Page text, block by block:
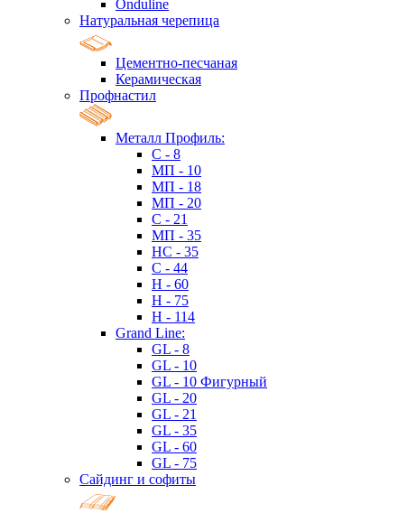
Onduline
Натуральная черепица
Цементно-песчаная
Керамическая
Профнастил
Металл Профиль:
C - 8
МП - 10
МП - 18
МП - 20
C - 21
МП - 35
HC - 35
C - 44
H - 60
H - 75
H - 114
Grand Line:
GL - 8
GL - 10
GL - 10 Фигурный
GL - 20
GL - 21
GL - 35
GL - 60
GL - 75
Сайдинг и софиты